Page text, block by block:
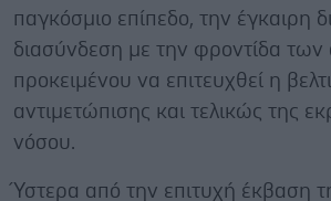
παγκόσμιο επίπεδο, την έγκαιρη
διασύνδεση με την φροντίδα
προκειμένου να επιτευχθεί η
αντιμετώπισης και τελικώς της
νόσου.
Ύστερα από την επιτυχή έκβαση